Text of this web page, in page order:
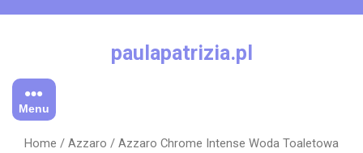
paulapatrizia.pl
Menu
Home / Azzaro / Azzaro Chrome Intense Woda Toaletowa